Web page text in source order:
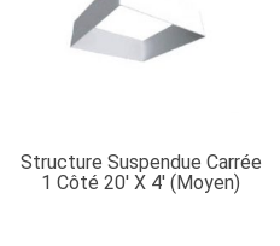
Structure Suspendue Carrée
1 Côté 20′ X 4′ (moyen)